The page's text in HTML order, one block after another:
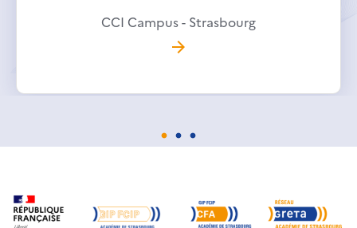
CCI Campus - Strasbourg